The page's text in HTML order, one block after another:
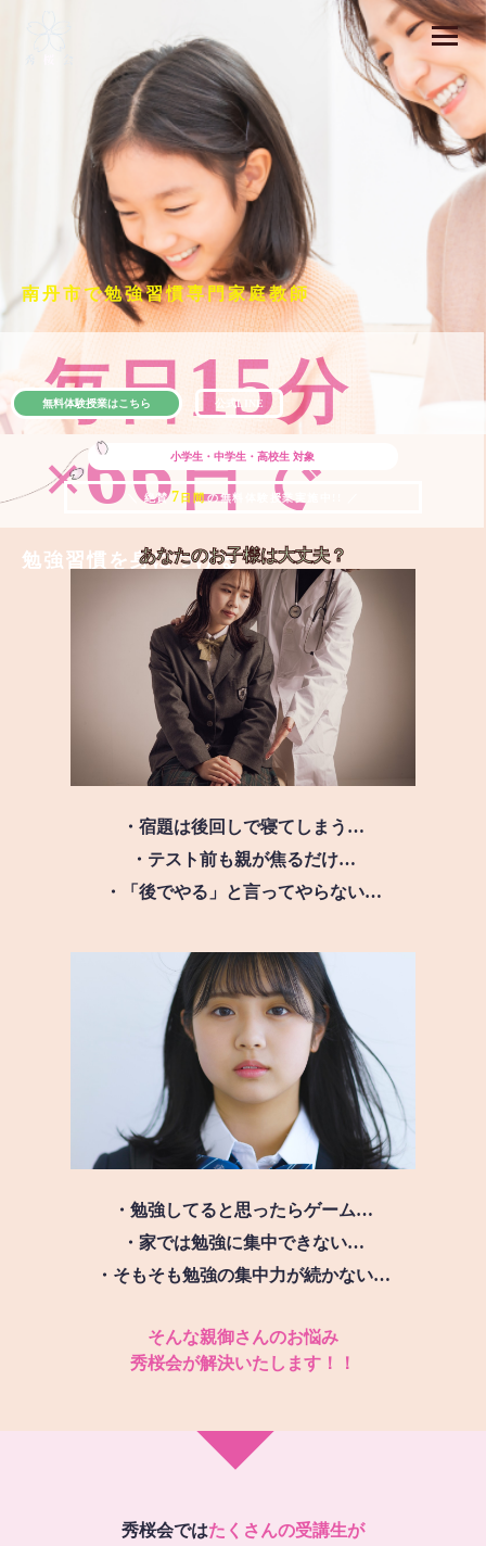
南丹市で勉強習慣専門家庭教師
毎日15分
×66日で
勉強習慣を身につける
小学生・中学生・高校生 対象
＼ 絶賛 7 日間の無料体験授業実施中!! ／
無料体験授業はこちら 公式LINE
あなたのお子様は大丈夫？
・宿題は後回しで寝てしまう…
・テスト前も親が焦るだけ…
・「後でやる」と言ってやらない…
・勉強してると思ったらゲーム…
・家では勉強に集中できない…
・そもそも勉強の集中力が続かない…
そんな親御さんのお悩み
秀桜会が解決いたします！！
秀桜会ではたくさんの受講生が